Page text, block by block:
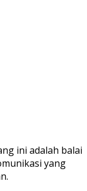
ini adalah balai
yang